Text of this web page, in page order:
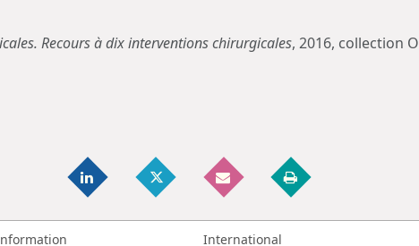
Recours à dix interventions chirurgicales, 2016, collection
International